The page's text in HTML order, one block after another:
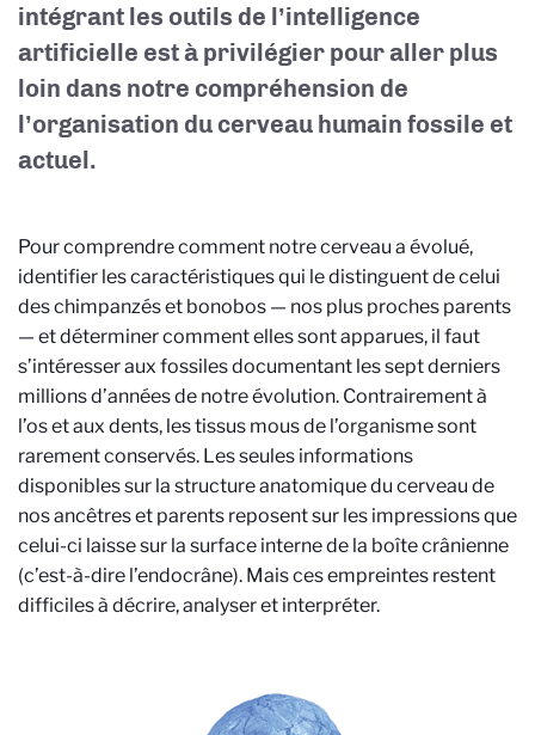
intégrant les outils de l’intelligence
artificielle est à privilégier pour aller plus
loin dans notre compréhension de
l’organisation du cerveau humain fossile et
actuel.
Pour comprendre comment notre cerveau a évolué,
identifier les caractéristiques qui le distinguent de celui
des chimpanzés et bonobos — nos plus proches parents
— et déterminer comment elles sont apparues, il faut
s’intéresser aux fossiles documentant les sept derniers
millions d’années de notre évolution. Contrairement à
l’os et aux dents, les tissus mous de l’organisme sont
rarement conservés. Les seules informations
disponibles sur la structure anatomique du cerveau de
nos ancêtres et parents reposent sur les impressions que
celui-ci laisse sur la surface interne de la boîte crânienne
(c’est-à-dire l’endocrâne). Mais ces empreintes restent
difficiles à décrire, analyser et interpréter.